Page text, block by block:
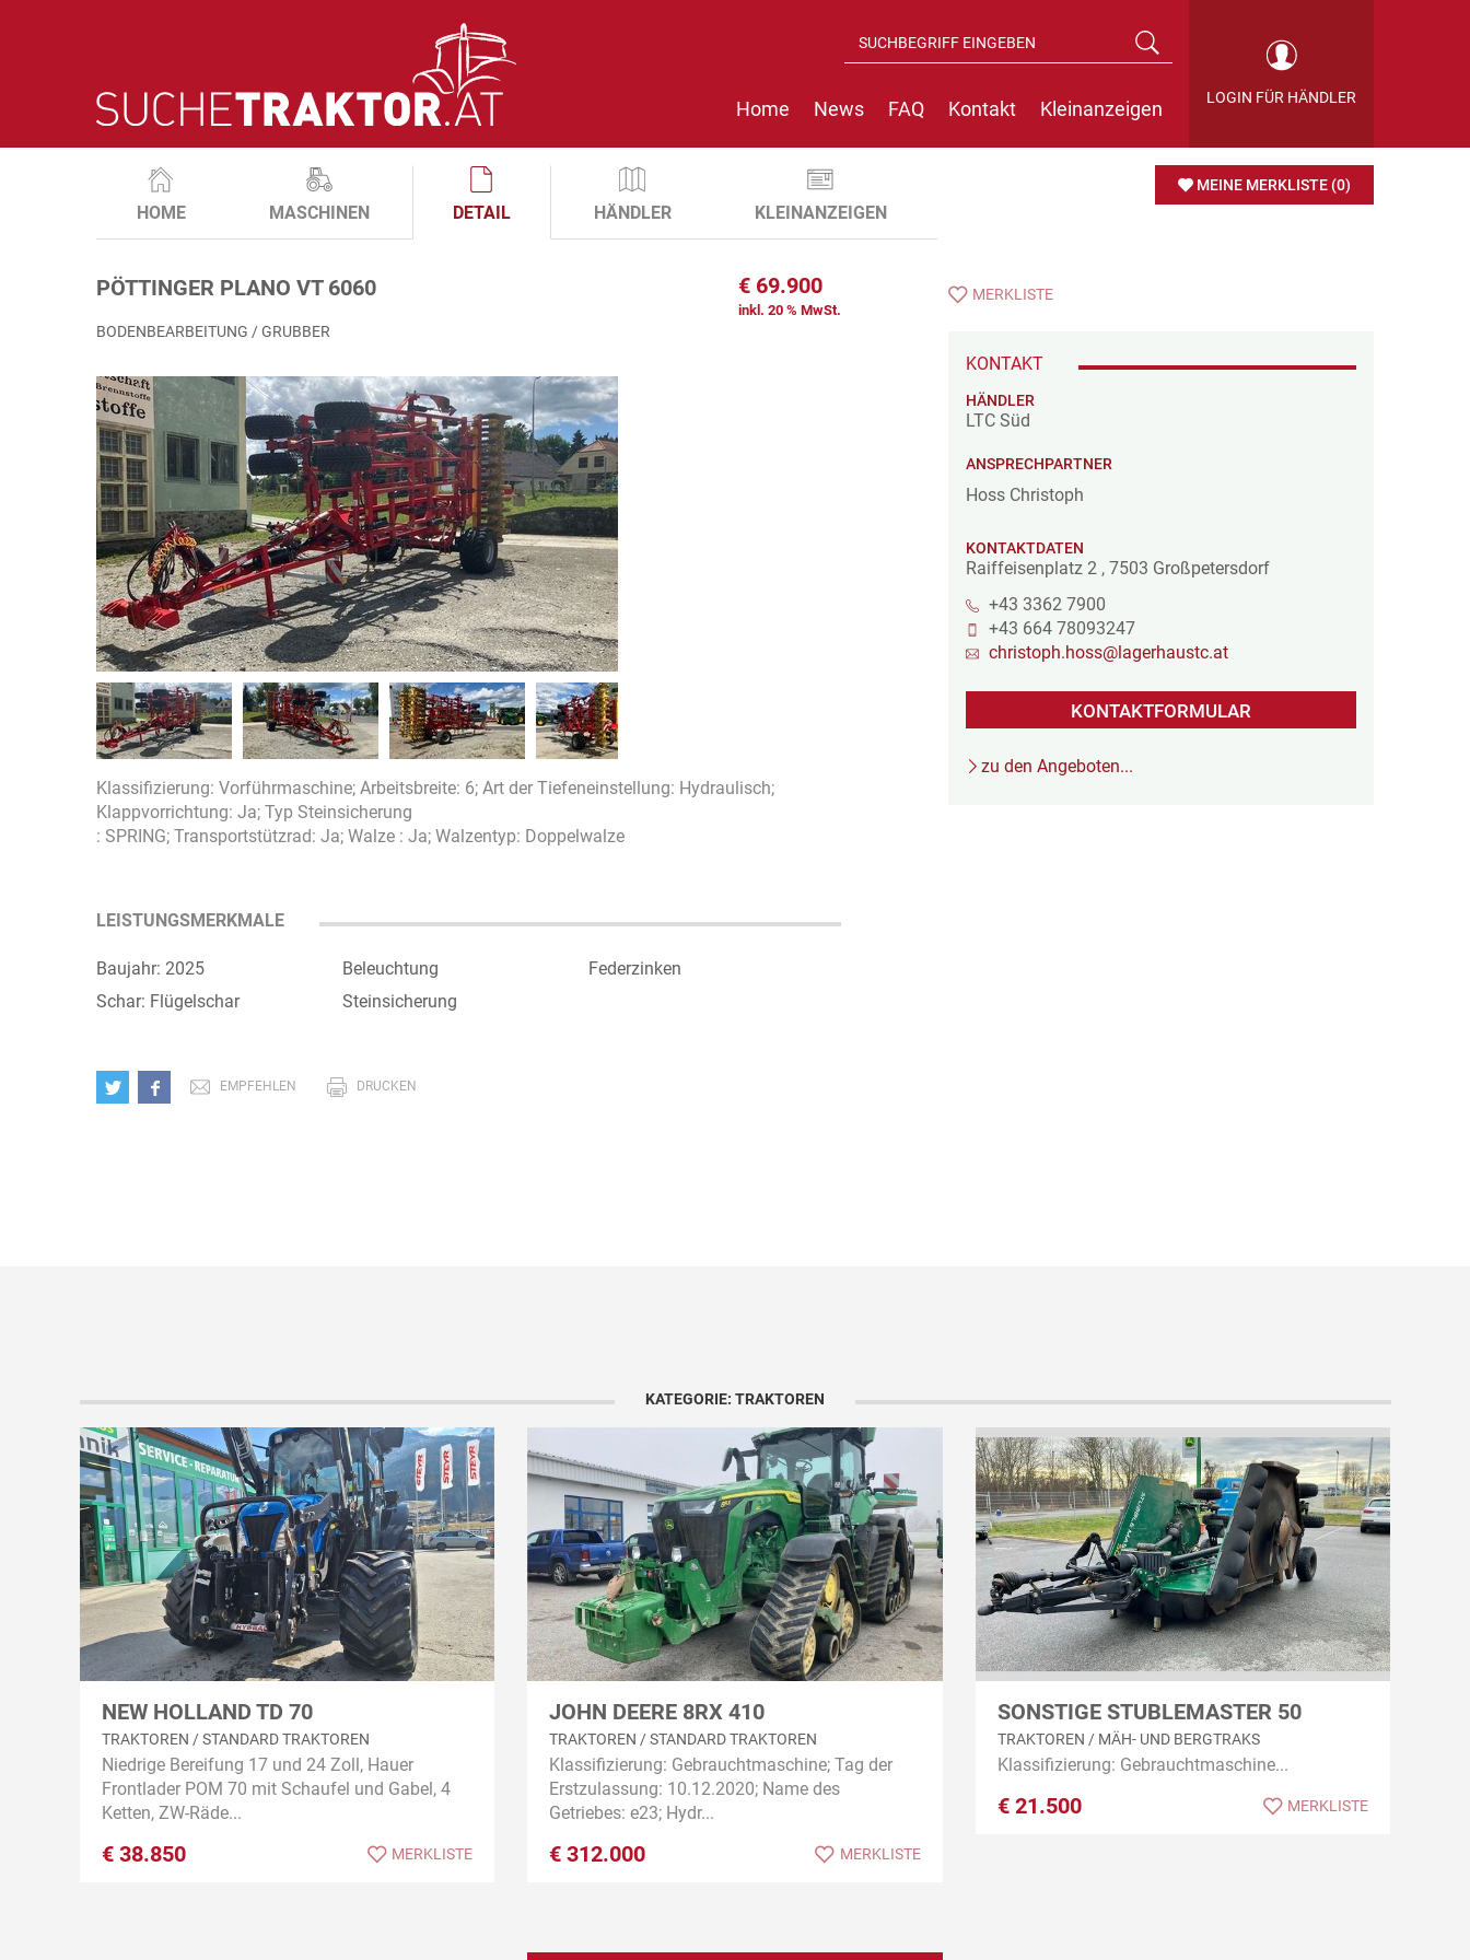
LOGIN FÜR HÄNDLER
Home News FAQ Kontakt Kleinanzeigen
MEINE MERKLISTE (0)
HOME MASCHINEN DETAIL HÄNDLER KLEINANZEIGEN
PÖTTINGER PLANO VT 6060 € 69.900
inkl. 20 % MwSt.
BODENBEARBEITUNG / GRUBBER
Klassifizierung: Vorführmaschine; Arbeitsbreite: 6; Art der Tiefeneinstellung: Hydraulisch;
Klappvorrichtung: Ja; Typ Steinsicherung
: SPRING; Transportstützrad: Ja; Walze : Ja; Walzentyp: Doppelwalze
LEISTUNGSMERKMALE
Baujahr: 2025 Beleuchtung
Federzinken
Schar: Flügelschar
Steinsicherung
EMPFEHLEN DRUCKEN
MERKLISTE
KONTAKT
HÄNDLER
LTC Süd
ANSPRECHPARTNER
Hoss Christoph
KONTAKTDATEN
Raiffeisenplatz 2, 7503 Großpetersdorf
+43 3362 7900
+43 664 78093247
christoph.hoss@lagerhaustc.at
KONTAKTFORMULAR
zu den Angeboten...
KATEGORIE: TRAKTOREN
NEW HOLLAND TD 70
TRAKTOREN / STANDARD TRAKTOREN
Niedrige Bereifung 17 und 24 Zoll, Hauer
Frontlader POM 70 mit Schaufel und Gabel, 4
Ketten, ZW-Räde...
€ 38.850 MERKLISTE
JOHN DEERE 8RX 410
TRAKTOREN / STANDARD TRAKTOREN
Klassifizierung: Gebrauchtmaschine; Tag der
Erstzulassung: 10.12.2020; Name des
Getriebes: e23; Hydr...
€ 312.000 MERKLISTE
SONSTIGE STUBLEMASTER 50
TRAKTOREN / MÄH- UND BERGTRAKS
Klassifizierung: Gebrauchtmaschine...
€ 21.500 MERKLISTE